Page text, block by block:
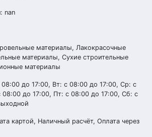
nan
материалы, Лакокрасочные
материалы, Сухие строительные
материалы
до 17:00, Вт: с 08:00 до 17:00, Ср: с
до 17:00, Пт: с 08:00 до 17:00, Сб: с
картой, Наличный расчёт, Оплата через